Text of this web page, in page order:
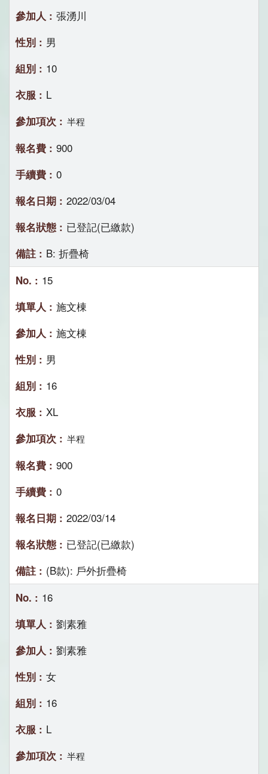
張湧川
男
10
L
半程
900
0
2022/03/04
已登記(已繳款)
B: 折疊椅
15
施文棟
施文棟
男
16
XL
半程
900
0
2022/03/14
已登記(已繳款)
(B款): 戶外折疊椅
16
劉素雅
劉素雅
女
16
L
半程